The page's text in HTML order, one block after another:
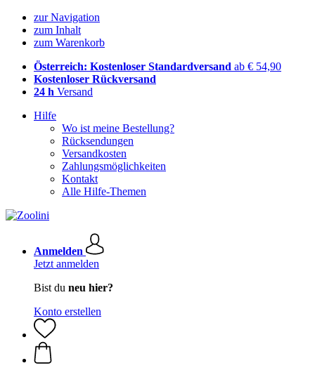
zur Navigation
zum Inhalt
zum Warenkorb
Österreich: Kostenloser Standardversand ab € 54,90
Kostenloser Rückversand
24 h Versand
Hilfe
Wo ist meine Bestellung?
Rücksendungen
Versandkosten
Zahlungsmöglichkeiten
Kontakt
Alle Hilfe-Themen
Anmelden
Jetzt anmelden
Bist du neu hier?
Konto erstellen